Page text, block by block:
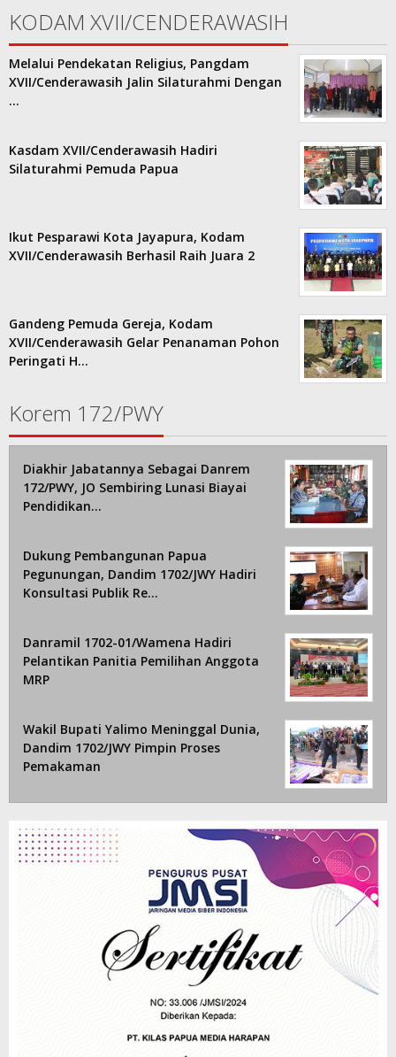
KODAM XVII/CENDERAWASIH
Melalui Pendekatan Religius, Pangdam
XVII/Cenderawasih Jalin Silaturahmi Dengan
…
Kasdam XVII/Cenderawasih Hadiri
Silaturahmi Pemuda Papua
Ikut Pesparawi Kota Jayapura, Kodam
XVII/Cenderawasih Berhasil Raih Juara 2
Gandeng Pemuda Gereja, Kodam
XVII/Cenderawasih Gelar Penanaman Pohon
Peringati H…
Korem 172/PWY
Diakhir Jabatannya Sebagai Danrem
172/PWY, JO Sembiring Lunasi Biayai
Pendidikan…
Dukung Pembangunan Papua
Pegunungan, Dandim 1702/JWY Hadiri
Konsultasi Publik Re…
Danramil 1702-01/Wamena Hadiri
Pelantikan Panitia Pemilihan Anggota
MRP
Wakil Bupati Yalimo Meninggal Dunia,
Dandim 1702/JWY Pimpin Proses
Pemakaman